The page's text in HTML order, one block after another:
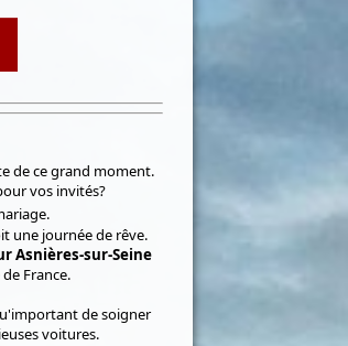
de ce grand moment.
vos invités?
une journée de rêve.
Asnières-sur-Seine
France.
de soigner
voitures.